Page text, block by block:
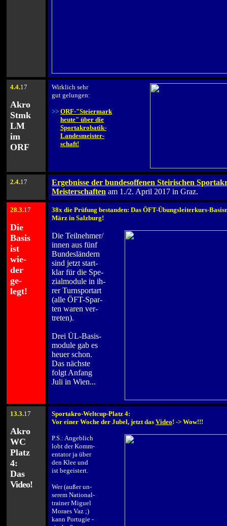
4.4.17
Akro
Stmk
LM
im
ORF
Wirklich sehr
gut gelungen:
>> ORF-"Steiermark
heute" über die
Sportakrobatik-
Landesmeister-
schaft!
2.4.17
Ergebnisse der bundesoffenen Steirischen
Meisterschaften am 1./2. April 2017 in Graz.
28.3.17
Die
Basis
ist
wie-
der
ge-
legt!
38x die Prüfung bestanden: Das ÖFT-Übungsleiterkurs-Basis
März in Salzburg!
Die Teilnehmer/
innen aus fünf
Bundesländern
sind jetzt start-
klar für die Spe-
zialmodule in ih-
rer Turnsportart
(alle ÖFT-Spar-
ten waren ver-
treten).
Drei ÜL-Basis-
module gab es
heuer schon.
Das nächste
folgt Anfang
Juli in Wien...
13.3.17
Akro
WC
Platz
4:
Das
Video!
Sportakro-Weltcup-Platz 4:
Vor einer Woche der Jubel, jetzt das Video! -> Wow!!!
P.S.: Angeblich
lobt der Komm-
entator ja über
den Klee und
ist begeistert.
Wer (außer un-
serem National-
trainer Miguel
Moraes Vaz ;)
kann Portugie -